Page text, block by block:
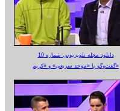
دانلود مجله تلویزیونی شماره 10
گفت‌وگو با «موحد سریعی» و «کریم»